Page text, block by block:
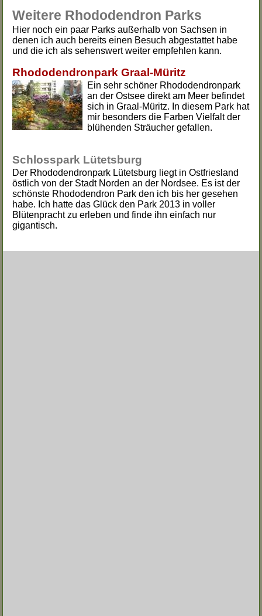
Weitere Rhododendron Parks
Hier noch ein paar Parks außerhalb von Sachsen in
denen ich auch bereits einen Besuch abgestattet habe
und die ich als sehenswert weiter empfehlen kann.
Rhododendronpark Graal-Müritz
Ein sehr schöner Rhododendronpark
an der Ostsee direkt am Meer befindet
sich in Graal-Müritz. In diesem Park hat
mir besonders die Farben Vielfalt der
blühenden Sträucher gefallen.
Schlosspark Lütetsburg
Der Rhododendronpark Lütetsburg liegt inOstfriesland
östlich von der Stadt Norden an der Nordsee. Es ist der
schönste Rhododendron Park den ich bis her gesehen
habe. Ich hatte das Glück den Park 2013 in voller
Blütenpracht zu erleben und finde ihn einfach nur
gigantisch.